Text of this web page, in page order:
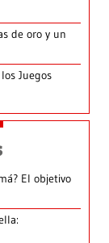
de oro y un
Juegos
El objetivo